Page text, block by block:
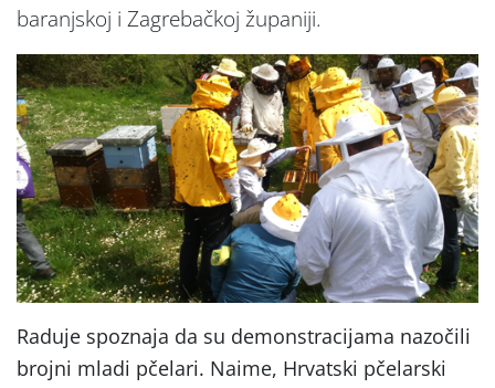
baranjskoj i Zagrebačkoj županiji.
Raduje spoznaja da su demonstracijama nazočili
brojni mladi pčelari. Naime, Hrvatski pčelarski